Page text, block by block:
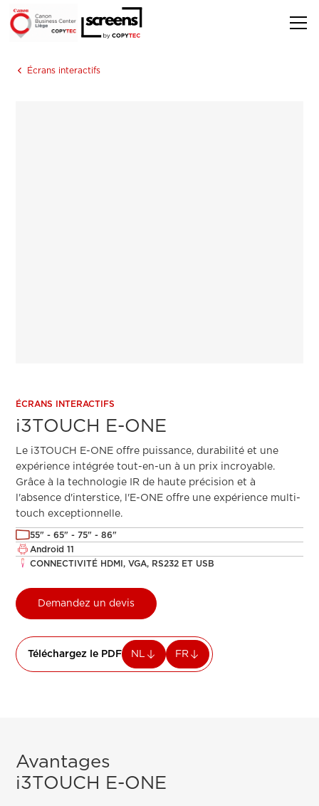
Écrans interactifs
ÉCRANS INTERACTIFS
i3TOUCH E-ONE
Le i3TOUCH E-ONE offre puissance, durabilité et une
expérience intégrée tout-en-un à un prix incroyable.
Grâce à la technologie IR de haute précision et à
l'absence d'interstice, l'E-ONE offre une expérience multi-
touch exceptionnelle.
55" - 65" - 75" - 86"
Android 11
CONNECTIVITÉ HDMI, VGA, RS232 ET USB
Demandez un devis
Téléchargez le PDF NL FR
Avantages
i3TOUCH E-ONE